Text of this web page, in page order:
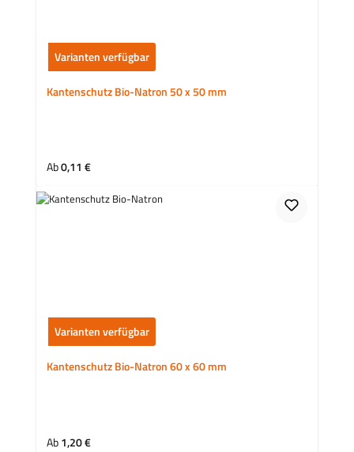
Varianten verfügbar
Kantenschutz Bio-Natron 50 x 50 mm
Regulärer Preis:
Ab0,11 €
Varianten verfügbar
Kantenschutz Bio-Natron 60 x 60 mm
Regulärer Preis:
Ab1,20 €